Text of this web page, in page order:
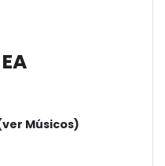
Músicos)